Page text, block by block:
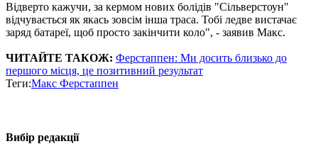
Відверто кажучи, за кермом нових болідів "Сільверстоун"
відчувається як якась зовсім інша траса. Тобі ледве вистачає
заряд батареї, щоб просто закінчити коло", - заявив Макс.
ЧИТАЙТЕ ТАКОЖ: Ферстаппен: Ми досить близько до
першого місця, це позитивний результат
Теги:Макс Ферстаппен
Вибір редакції